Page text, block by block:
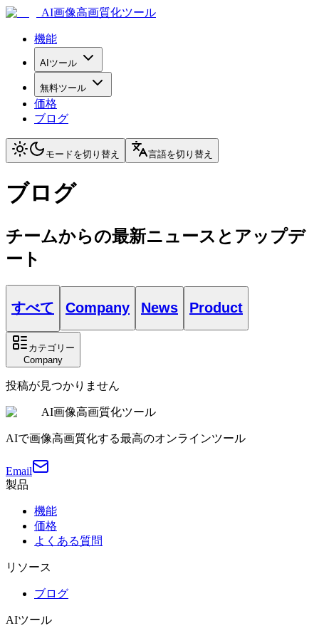
AI画像高画質化ツール
機能
AIツール
無料ツール
価格
ブログ
モードを切り替え 言語を切り替え
ブログ
チームからの最新ニュースとアップデ
ート
すべて Company News Product
カテゴリー
Company
投稿が見つかりません
AI画像高画質化ツール
AIで画像高画質化する最高のオンラインツール
Email
製品
機能
価格
よくある質問
リソース
ブログ
AIツール